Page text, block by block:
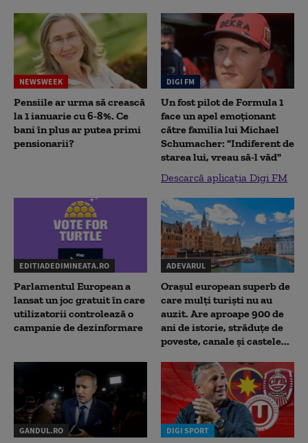
NEWSWEEK
Pensiile ar urma să crească
la 1 ianuarie cu 6-8%. Ce
bani în plus ar putea primi
pensionarii?
DIGI FM
Un fost pilot de Formula 1
face un apel emoționant
către familia lui Michael
Schumacher: "Indiferent de
starea lui, vreau să-l văd"
Descarcă aplicația Digi FM
EDITIADEDIMINEATA.RO
Parlamentul European a
lansat un joc gratuit în care
utilizatorii controlează o
campanie de dezinformare
ADEVARUL
Orașul european superb de
care mulți turiști nu au
auzit. Are aproape 900 de
ani de istorie, străduțe de
poveste, canale și castele...
GANDUL.RO DIGI SPORT